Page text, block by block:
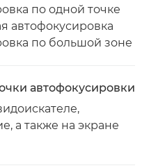
по одной точке
автофокусировка
по большой зоне
автофокусировки
а также на экране